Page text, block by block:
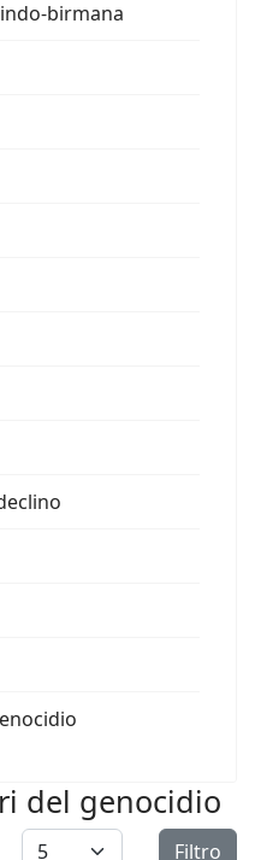
birmana
del genocidio
Visualizza # Filtro